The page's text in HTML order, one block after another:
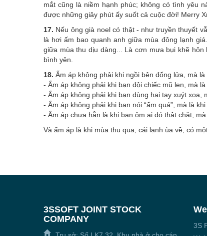
mắt cũng là niềm hạnh phúc; không có tình yêu
được những giây phút ấy suốt cả cuộc đời! Merry
17. Nếu ông già noel có thật - như truyền thuyết
là hơi ấm bao quanh anh giữa mùa đông lạnh
giữa mùa thu dịu dàng... Là cơn mưa bụi khẽ
bình yên.
18. Ấm áp không phải khi ngồi bên đống lửa, mà
- Ấm áp không phải khi bạn đội chiếc mũ len, mà
- Ấm áp không phải khi bạn dùng hai tay xuýt xoa,
- Ấm áp không phải khi bạn nói “ấm quá”, mà là
- Ấm áp chưa hẳn là khi bạn ôm ai đó thật chặt,
Và ấm áp là khi mùa thu qua, cái lạnh ùa về, có
3SSOFT JOINT STOCK
COMPANY
3S